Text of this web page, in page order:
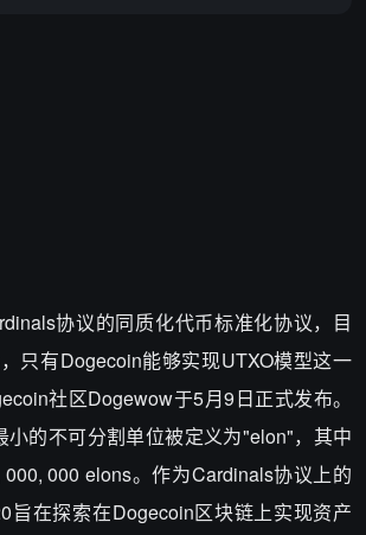
协议的同质化代币标准化协议，目
只有Dogecoin能够实现UTXO模型这一
社区Dogewow于5月9日正式发布。
小的不可分割单位被定义为"elon"，其中
000 elons。作为Cardinals协议上的
旨在探索在Dogecoin区块链上实现资产